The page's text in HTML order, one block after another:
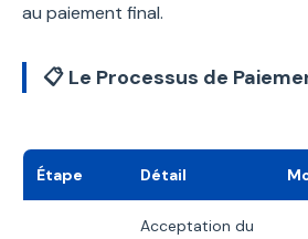
au paiement final.
📋 Le Processus de
Étape Détail
Acceptation du